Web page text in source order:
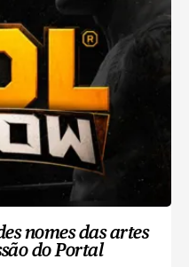
nomes das artes
do Portal